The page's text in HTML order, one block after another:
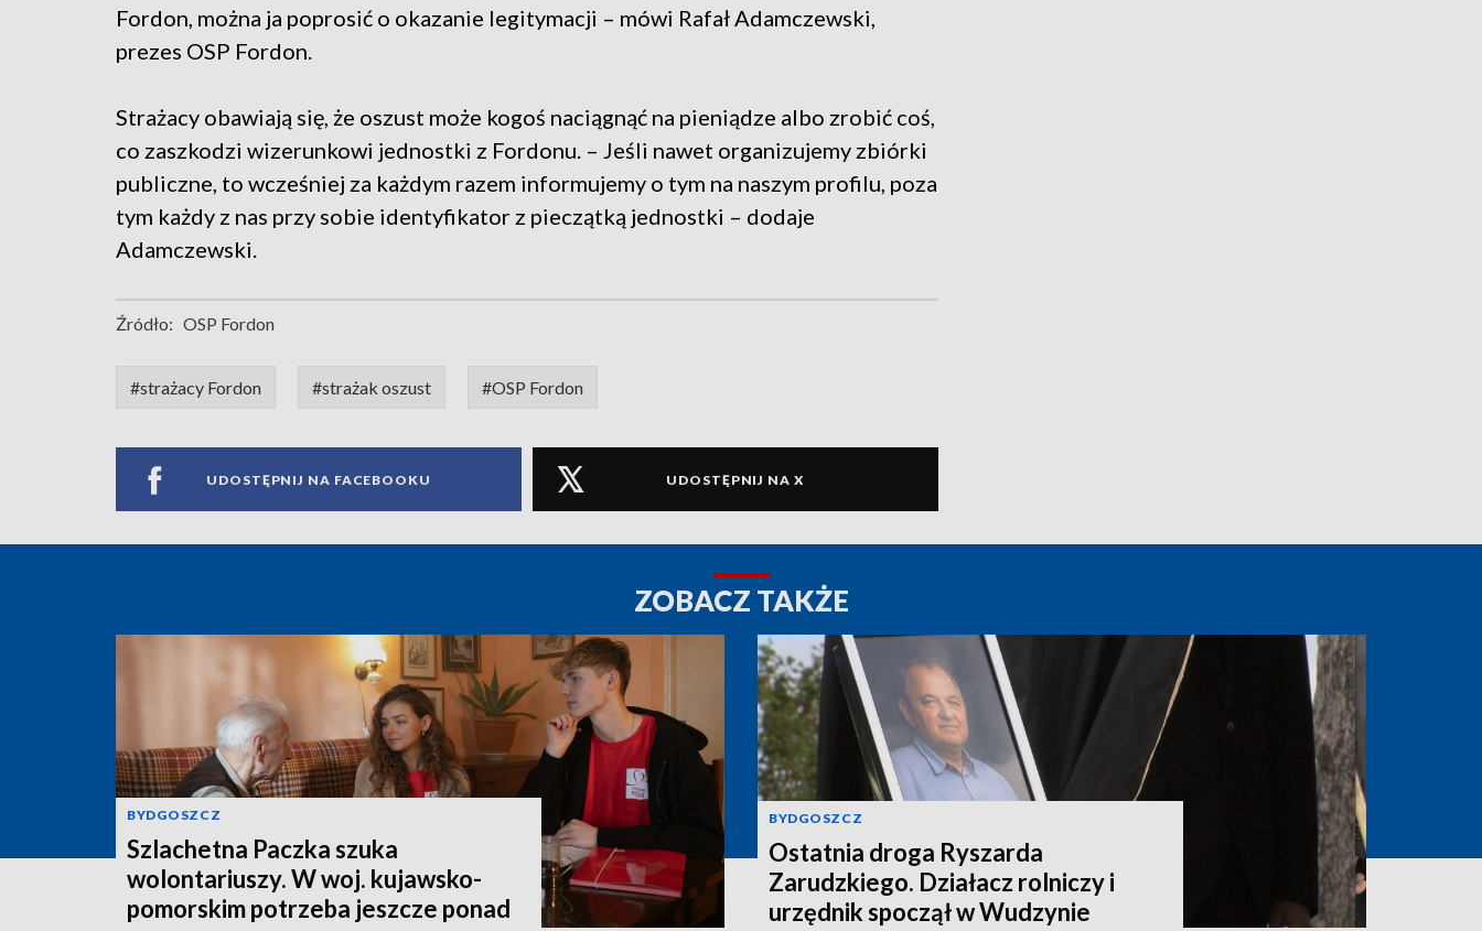
Fordon, można ja poprosić o okazanie legitymacji – mówi Rafał Adamczewski,
prezes OSP Fordon.
Strażacy obawiają się, że oszust może kogoś naciągnąć na pieniądze albo zrobić coś,
co zaszkodzi wizerunkowi jednostki z Fordonu. – Jeśli nawet organizujemy zbiórki
publiczne, to wcześniej za każdym razem informujemy o tym na naszym profilu, poza
tym każdy z nas przy sobie identyfikator z pieczątką jednostki – dodaje
Adamczewski.
Źródło: OSP Fordon
#strażacy Fordon #strażak oszust #OSP Fordon
UDOSTĘPNIJ NA FACEBOOKU UDOSTĘPNIJ NA X
ZOBACZ TAKŻE
BYDGOSZCZ
Szlachetna Paczka szuka
wolontariuszy. W woj. kujawsko-
pomorskim potrzeba jeszcze ponad
BYDGOSZCZ
Ostatnia droga Ryszarda
Zarudzkiego. Działacz rolniczy i
urzędnik spoczął w Wudzynie